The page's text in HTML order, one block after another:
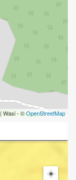
| Wasi - ©OpenStreetMap